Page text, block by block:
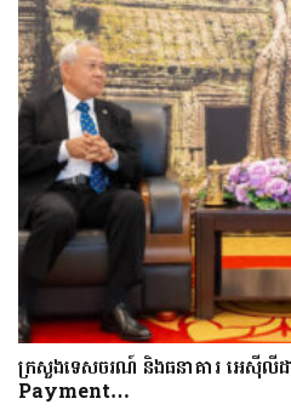
ក្រសួងទេសចរណ៍ និងធនាគារ អេស៊ីលី
Payment…